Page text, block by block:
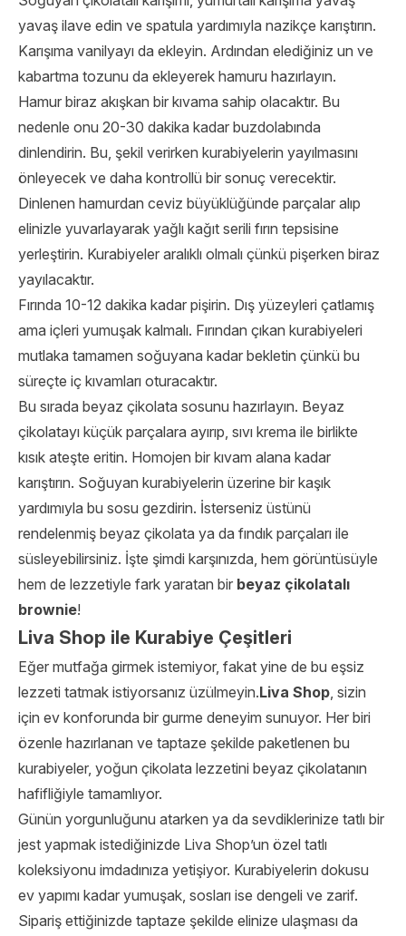
yavaş ilave edin ve spatula yardımıyla nazikçe karıştırın.
Karışıma vanilyayı da ekleyin. Ardından elediğiniz un ve
kabartma tozunu da ekleyerek hamuru hazırlayın.
Hamur biraz akışkan bir kıvama sahip olacaktır. Bu
nedenle onu 20-30 dakika kadar buzdolabında
dinlendirin. Bu, şekil verirken kurabiyelerin yayılmasını
önleyecek ve daha kontrollü bir sonuç verecektir.
Dinlenen hamurdan ceviz büyüklüğünde parçalar alıp
elinizle yuvarlayarak yağlı kağıt serili fırın tepsisine
yerleştirin. Kurabiyeler aralıklı olmalı çünkü pişerken biraz
yayılacaktır.
Fırında 10-12 dakika kadar pişirin. Dış yüzeyleri çatlamış
ama içleri yumuşak kalmalı. Fırından çıkan kurabiyeleri
mutlaka tamamen soğuyana kadar bekletin çünkü bu
süreçte iç kıvamları oturacaktır.
Bu sırada beyaz çikolata sosunu hazırlayın. Beyaz
çikolatayı küçük parçalara ayırıp, sıvı krema ile birlikte
kısık ateşte eritin. Homojen bir kıvam alana kadar
karıştırın. Soğuyan kurabiyelerin üzerine bir kaşık
yardımıyla bu sosu gezdirin. İsterseniz üstünü
rendelenmiş beyaz çikolata ya da fındık parçaları ile
süsleyebilirsiniz. İşte şimdi karşınızda, hem görüntüsüyle
hem de lezzetiyle fark yaratan bir beyaz çikolatalı
brownie!
Liva Shop ile Kurabiye Çeşitleri
Eğer mutfağa girmek istemiyor, fakat yine de bu eşsiz
lezzeti tatmak istiyorsanız üzülmeyin.Liva Shop, sizin
için ev konforunda bir gurme deneyim sunuyor. Her biri
özenle hazırlanan ve taptaze şekilde paketlenen bu
kurabiyeler, yoğun çikolata lezzetini beyaz çikolatanın
hafifliğiyle tamamlıyor.
Günün yorgunluğunu atarken ya da sevdiklerinize tatlı bir
jest yapmak istediğinizde Liva Shop’un özel tatlı
koleksiyonu imdadınıza yetişiyor. Kurabiyelerin dokusu
ev yapımı kadar yumuşak, sosları ise dengeli ve zarif.
Sipariş ettiğinizde taptaze şekilde elinize ulaşması da